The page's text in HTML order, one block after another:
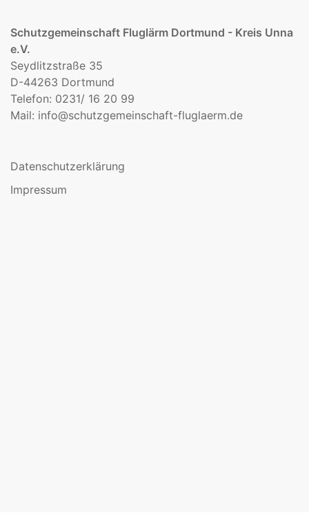
Schutzgemeinschaft Fluglärm Dortmund - Kreis Unna
e.V.
Seydlitzstraße 35
D-44263 Dortmund
Telefon: 0231/ 16 20 99
Mail: info@schutzgemeinschaft-fluglaerm.de
Datenschutzerklärung
Impressum